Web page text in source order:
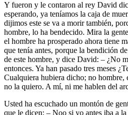
Y fueron y le contaron al rey David
esperando, ya teníamos la caja de
dijimos este se va a morir también,
hombre, lo ha bendecido. Mira la
el hombre ha prosperado ahora tiene
que tenía antes, porque la bendición
de este hombre, y dice David: – ¿No
entonces. Ya han pasado tres meses
Cualquiera hubiera dicho; no hombre,
no la quiero. A mí, ni me hablen del
Usted ha escuchado un montón de
que le dicen: – Noo si yo antes iba a